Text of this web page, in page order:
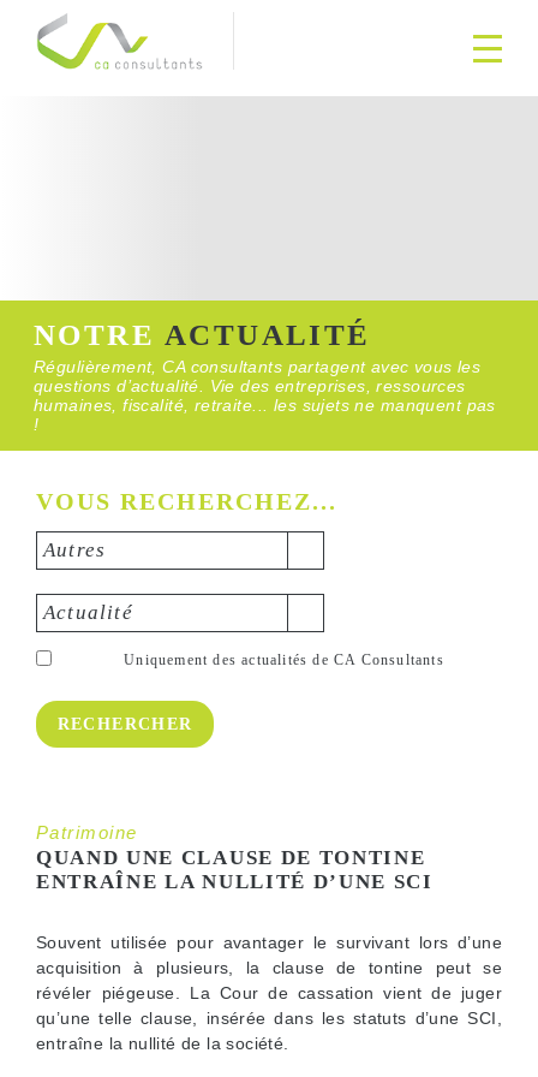
NOTRE ACTUALITÉ
Régulièrement, CA consultants partagent avec vous les
questions d’actualité. Vie des entreprises, ressources
humaines, fiscalité, retraite... les sujets ne manquent pas
!
VOUS RECHERCHEZ...
Autres
Actualité
Uniquement des actualités de CA Consultants
Patrimoine
QUAND UNE CLAUSE DE TONTINE
ENTRAÎNE LA NULLITÉ D’UNE SCI
Souvent utilisée pour avantager le survivant lors d’une
acquisition à plusieurs, la clause de tontine peut se
révéler piégeuse. La Cour de cassation vient de juger
qu’une telle clause, insérée dans les statuts d’une SCI,
entraîne la nullité de la société.